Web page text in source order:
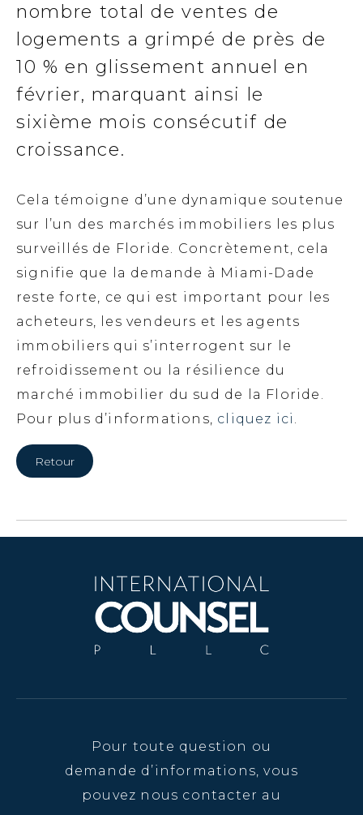
nombre total de ventes de
logements a grimpé de près de
10 % en glissement annuel en
février, marquant ainsi le
sixième mois consécutif de
croissance.
Cela témoigne d’une dynamique soutenue
sur l’un des marchés immobiliers les plus
surveillés de Floride. Concrètement, cela
signifie que la demande à Miami-Dade
reste forte, ce qui est important pour les
acheteurs, les vendeurs et les agents
immobiliers qui s’interrogent sur le
refroidissement ou la résilience du
marché immobilier du sud de la Floride.
Pour plus d’informations, cliquez ici .
Retour
Pour toute question ou
demande d’informations, vous
pouvez nous contacter au